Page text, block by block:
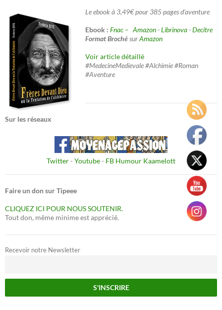
Le ebook à 3,49€ pour 385 pages d'aventure
Ebook : Fnac – Amazon-Librinova-Decitre
Format BrochésurAmazon
Voir article détaillé
#MedecineMedievale #Alchimie #Roman
#Aventure
Sur les réseaux
Twitter- Youtube- FB Humour Kaamelott
Faire un don sur Tipeee
CLIQUEZ ICI POUR NOUS SOUTENIR.
Tout don, même minime est apprécié.
Recevoir notre Newsletter